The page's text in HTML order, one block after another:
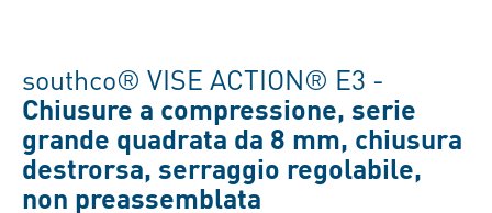
southco® VISE ACTION® E3 -
Chiusure a compressione, serie
grande quadrata da 8 mm, chiusura
destrorsa, serraggio regolabile,
non preassemblata